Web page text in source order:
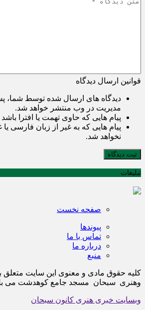
قوانین ارسال دیدگاه
دیدگاه های ارسال شده توسط شما،
مدیریت در وب منتشر خواهد شد.
پیام هایی که حاوی تهمت یا افترا
پیام هایی که به غیر از زبان فارسی
نخواهد شد.
ثبت دیدگاه
تبلیغات
صفحه نخست
پیوندها
تماس با ما
درباره ما
منبع
کلیه حقوق مادی و معنوی این سایت متعلق
وهنری سبحان مسجد جامع کوهدشت می
وبسایت خبری هنری کانون سبحان